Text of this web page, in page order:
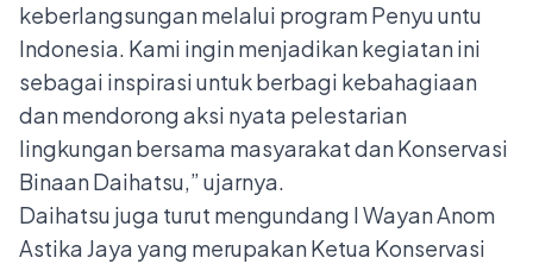
keberlangsungan melalui program Penyu untu
Indonesia. Kami ingin menjadikan kegiatan ini
sebagai inspirasi untuk berbagi kebahagiaan
dan mendorong aksi nyata pelestarian
lingkungan bersama masyarakat dan Konservasi
Binaan Daihatsu,” ujarnya.
Daihatsu juga turut mengundang I Wayan Anom
Astika Jaya yang merupakan Ketua Konservasi